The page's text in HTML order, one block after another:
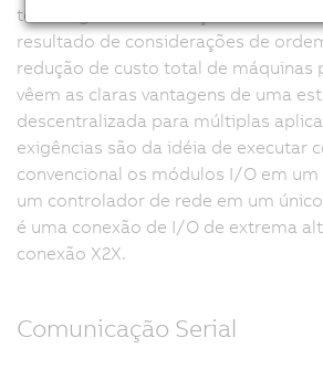
tecnologia de automação. Isto
resultado de considerações de
redução de custo total de máquinas
vêem as claras vantagens de uma
descentralizada para múltiplas
exigências são da idéia de executar
convencional os módulos I/O em um
um controlador de rede em um
é uma conexão de I/O de extrema
conexão X2X.
Comunicação Serial